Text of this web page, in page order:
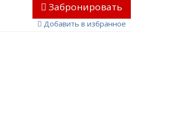
Забронировать
Добавить в избранное